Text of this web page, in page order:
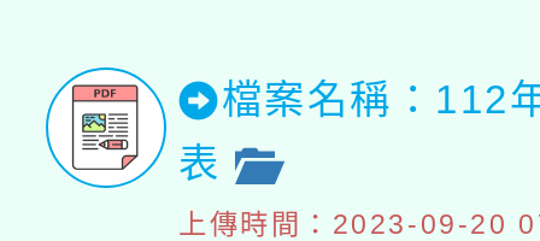
檔案名稱：112
表
上傳時間：2023-09-20